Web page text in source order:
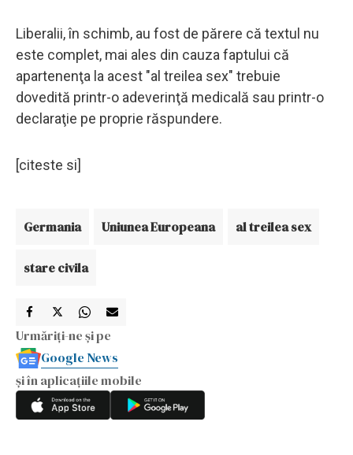
Liberalii, în schimb, au fost de părere că textul nu
este complet, mai ales din cauza faptului că
apartenenţa la acest "al treilea sex" trebuie
dovedită printr-o adeverinţă medicală sau printr-o
declaraţie pe proprie răspundere.
[citeste si]
Germania Uniunea Europeana al treilea sex
stare civila
Urmăriți-ne și pe
Google News
și în aplicațiile mobile